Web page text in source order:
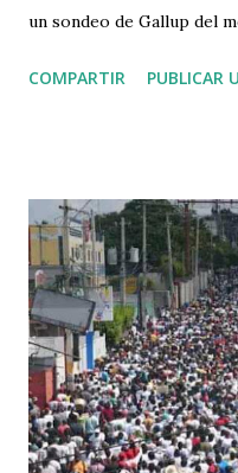
un sondeo de Gallup del
republicanos siguen
conserva un férreo
su futuro. Incluso antes
Galen reconoció que el
autoritario del Partido
dijo. “Tienen el impulso.
otro lado llena de
republicana y que lidera
Defendiendo Juntos la
COMPARTIR PUBLICAR